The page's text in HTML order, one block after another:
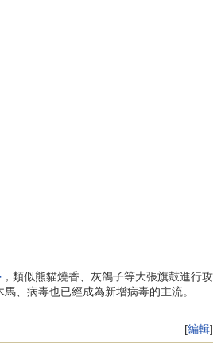
，類似熊貓燒香、灰鴿子等大張旗鼓進行攻
、病毒也已經成為新增病毒的主流。
[編輯]